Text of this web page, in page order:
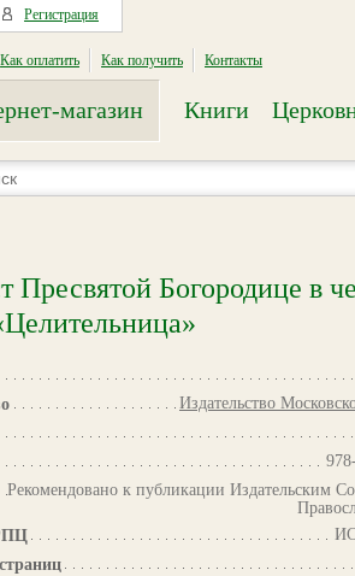
Регистрация
Как оплатить Как получить Контакты
магазин Книги
Пресвятой Богородице в
Издательство
Рекомендовано к публикации Издательским